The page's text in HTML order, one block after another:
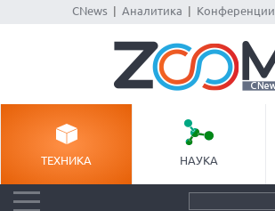
CNews| Аналитика Конференции
ТЕХНИКА НАУКА